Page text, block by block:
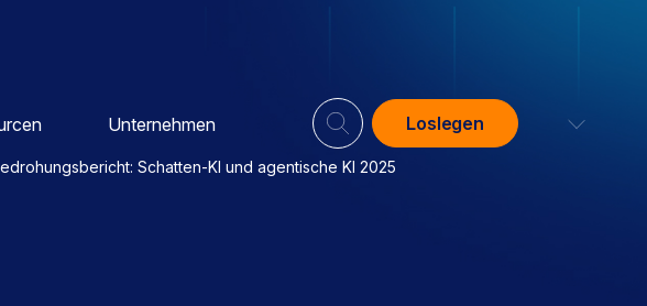
Unternehmen Loslegen
Schatten-KI und agentische KI 2025